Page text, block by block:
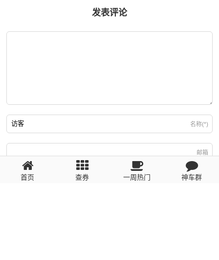
发表评论
名称(*)
邮箱
回复需填写必要信息
首页 查券 一周热门 神车群